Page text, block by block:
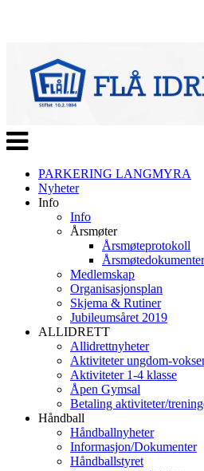
Veksle
navigasjon
PARKERING LANGMYRA
Nyheter
Info
Info
Årsmøter
Årsmøteprotokoll
Medlemskap
Organisasjonsplan
Skjema & Rutiner
Jubileumsåret 2019
ALLIDRETT
Allidrettnyheter
Aktiviteter ungdom-
Aktiviteter 1-4 klasse
Åpen Gymsal
Betaling aktiviteter/
Håndball
Håndballnyheter
Informasjon/Dokumenter
Håndballstyret